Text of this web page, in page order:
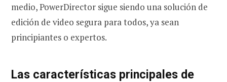
medio, PowerDirector sigue siendo una solución de
edición de video segura para todos, ya sean
principiantes o expertos.
Las características principales de